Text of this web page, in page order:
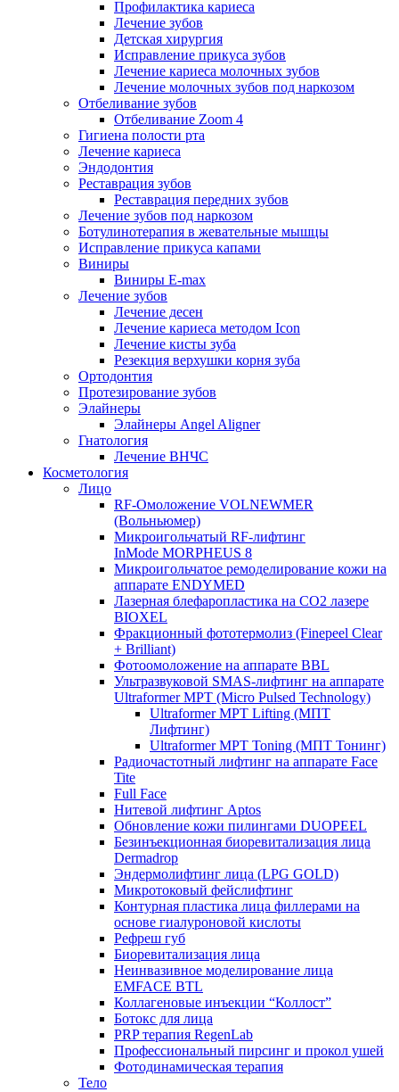
Профилактика кариеса
Лечение зубов
Детская хирургия
Исправление прикуса зубов
Лечение кариеса молочных зубов
Лечение молочных зубов под наркозом
Отбеливание зубов
Отбеливание Zoom 4
Гигиена полости рта
Лечение кариеса
Эндодонтия
Реставрация зубов
Реставрация передних зубов
Лечение зубов под наркозом
Ботулинотерапия в жевательные мышцы
Исправление прикуса капами
Виниры
Виниры E-max
Лечение зубов
Лечение десен
Лечение кариеса методом Icon
Лечение кисты зуба
Резекция верхушки корня зуба
Ортодонтия
Протезирование зубов
Элайнеры
Элайнеры Angel Aligner
Гнатология
Лечение ВНЧС
Косметология
Лицо
RF-Омоложение VOLNEWMER
(Вольньюмер)
Микроигольчатый RF-лифтинг
InMode MORPHEUS 8
Микроигольчатое ремоделирование кожи на
аппарате ENDYMED
Лазерная блефаропластика на CO2 лазере
BIOXEL
Фракционный фототермолиз (Finepeel Clear
+ Brilliant)
Фотоомоложение на аппарате BBL
Ультразвуковой SMAS-лифтинг на аппарате
Ultraformer MPT (Micro Pulsed Technology)
Ultraformer MPT Lifting (МПТ
Лифтинг)
Ultraformer MPT Toning (МПТ Тонинг)
Радиочастотный лифтинг на аппарате Face
Tite
Full Face
Нитевой лифтинг Aptos
Обновление кожи пилингами DUOPEEL
Безинъекционная биоревитализация лица
Dermadrop
Эндермолифтинг лица (LPG GOLD)
Микротоковый фейслифтинг
Контурная пластика лица филлерами на
основе гиалуроновой кислоты
Рефреш губ
Биоревитализация лица
Неинвазивное моделирование лица
EMFACE BTL
Коллагеновые инъекции “Коллост”
Ботокс для лица
PRP терапия RegenLab
Профессиональный пирсинг и прокол ушей
Фотодинамическая терапия
Тело